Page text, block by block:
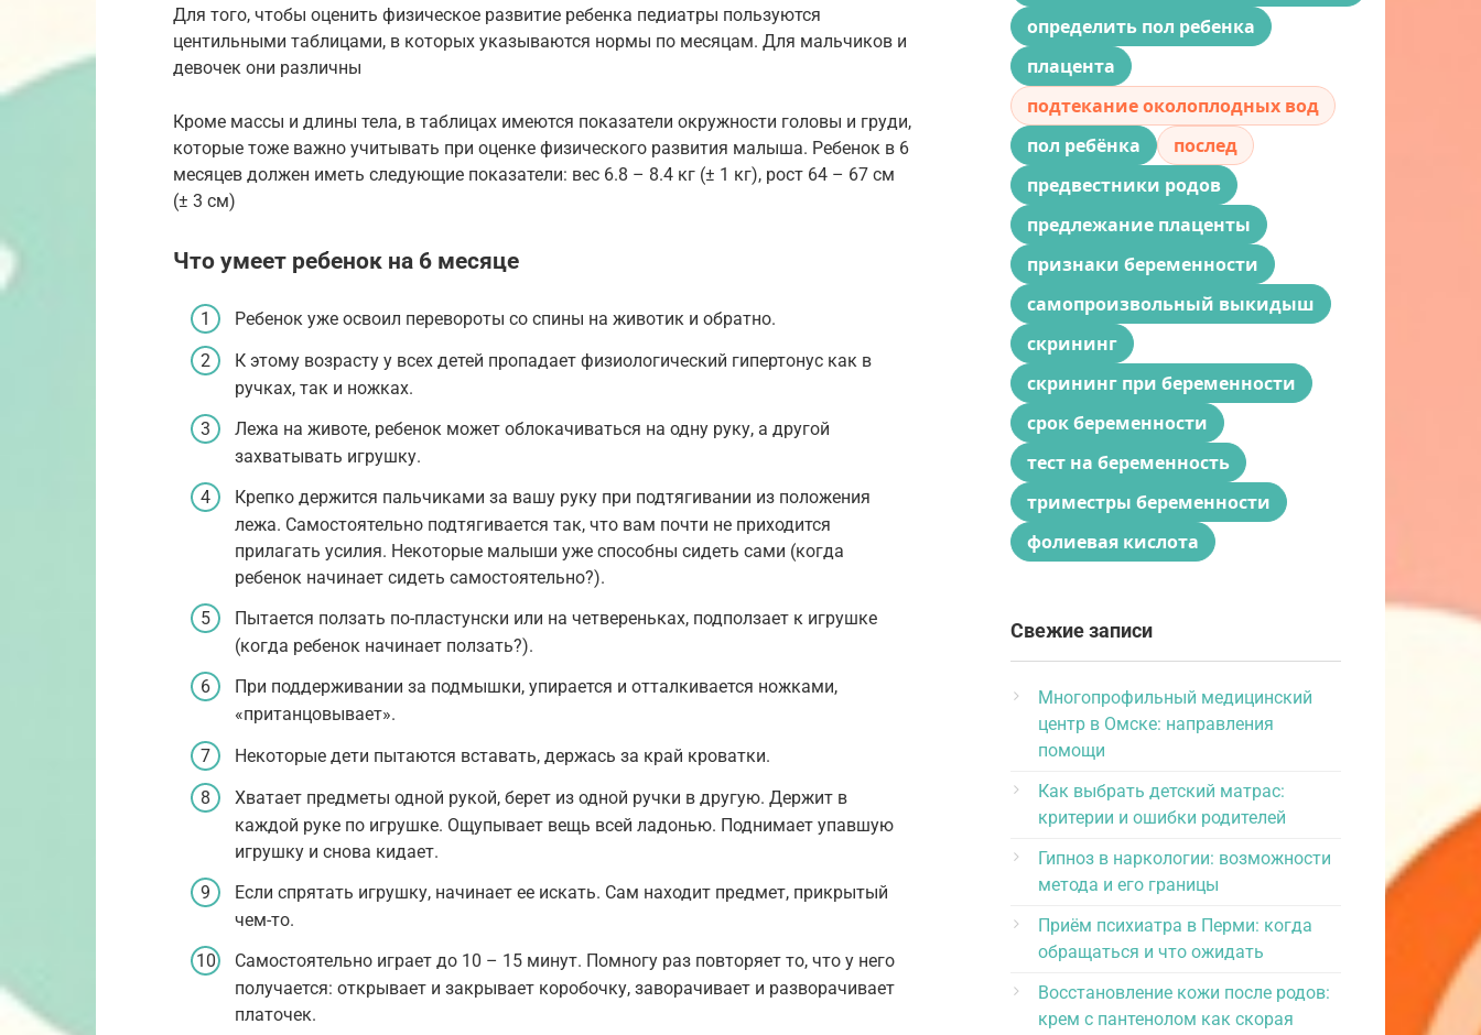
Для того, чтобы оценить физическое развитие ребенка педиатры пользуются
центильными таблицами, в которых указываются нормы по месяцам. Для мальчиков и
девочек они различны
Кроме массы и длины тела, в таблицах имеются показатели окружности головы и груди,
которые тоже важно учитывать при оценке физического развития малыша. Ребенок в 6
месяцев должен иметь следующие показатели: вес 6.8 – 8.4 кг (± 1 кг), рост 64 – 67 см
(± 3 см)
Что умеет ребенок на 6 месяце
Ребенок уже освоил перевороты со спины на животик и обратно.
К этому возрасту у всех детей пропадает физиологический гипертонус как в
ручках, так и ножках.
Лежа на животе, ребенок может облокачиваться на одну руку, а другой
захватывать игрушку.
Крепко держится пальчиками за вашу руку при подтягивании из положения
лежа. Самостоятельно подтягивается так, что вам почти не приходится
прилагать усилия. Некоторые малыши уже способны сидеть сами (когда
ребенок начинает сидеть самостоятельно?).
Пытается ползать по-пластунски или на четвереньках, подползает к игрушке
(когда ребенок начинает ползать?).
При поддерживании за подмышки, упирается и отталкивается ножками,
«пританцовывает».
Некоторые дети пытаются вставать, держась за край кроватки.
Хватает предметы одной рукой, берет из одной ручки в другую. Держит в
каждой руке по игрушке. Ощупывает вещь всей ладонью. Поднимает упавшую
игрушку и снова кидает.
Если спрятать игрушку, начинает ее искать. Сам находит предмет, прикрытый
чем-то.
Самостоятельно играет до 10 – 15 минут. Помногу раз повторяет то, что у него
получается: открывает и закрывает коробочку, заворачивает и разворачивает
платочек.
определить пол ребенка
плацента
подтекание околоплодных вод
пол ребёнка
послед
предвестники родов
предлежание плаценты
признаки беременности
самопроизвольный выкидыш
скрининг
скрининг при беременности
срок беременности
тест на беременность
триместры беременности
фолиевая кислота
Свежие записи
Многопрофильный медицинский
центр в Омске: направления
помощи
Как выбрать детский матрас:
критерии и ошибки родителей
Гипноз в наркологии: возможности
метода и его границы
Приём психиатра в Перми: когда
обращаться и что ожидать
Восстановление кожи после родов:
крем с пантенолом как скорая